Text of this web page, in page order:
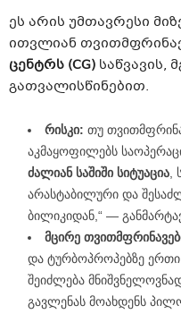
ეს არის უმთავრესი
ითვლიან
ცენტრს (CG) საწვავის,
გათვალისწინებით.
რისკი: თუ
აკმაყოფილებს
ძალიან საშიში სიტუაცია
არასტაბილური და
ბილიკიდან,“ —
მცირე
და ტურბოპროპებზე ერთი
შეიძლება
გავლენას მოახდენს